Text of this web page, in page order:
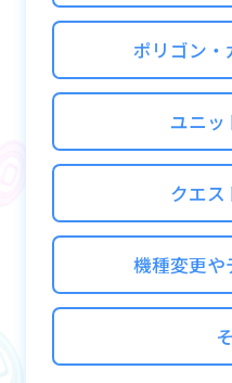
ポリゴン・
ユニッ
クエス
機種変更や